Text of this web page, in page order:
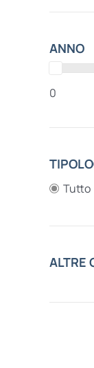
ANNO
0
Tutto
ALTRE